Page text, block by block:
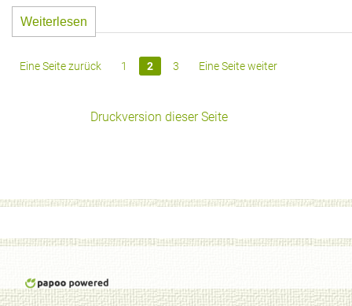
Weiterlesen
Eine Seite zurück 1 2 3 Eine Seite weiter
Druckversion dieser Seite